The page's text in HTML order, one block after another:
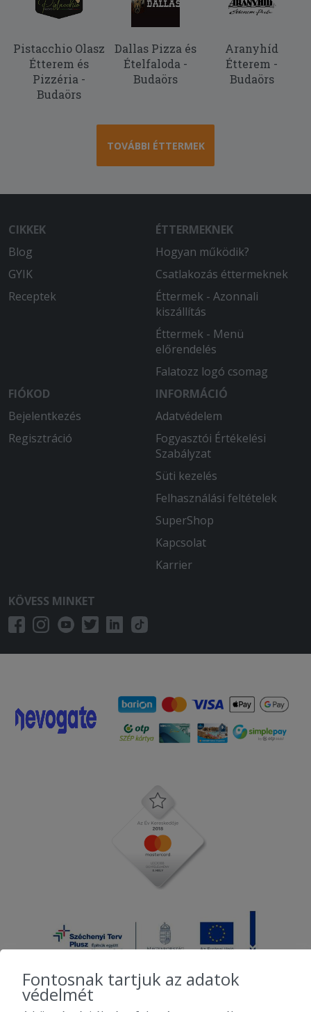
Pistacchio Olasz
Étterem és
Pizzéria -
Budaörs
Dallas Pizza és
Ételfaloda -
Budaörs
Aranyhíd
Étterem -
Budaörs
TOVÁBBI ÉTTERMEK
CIKKEK
Blog
GYIK
Receptek
ÉTTERMEKNEK
Hogyan működik?
Csatlakozás éttermeknek
Éttermek - Azonnali
kiszállítás
Éttermek - Menü
előrendelés
Falatozz logó csomag
FIÓKOD
Bejelentkezés
Regisztráció
INFORMÁCIÓ
Adatvédelem
Fogyasztói Értékelési
Szabályzat
Süti kezelés
Felhasználási feltételek
SuperShop
Kapcsolat
Karrier
KÖVESS MINKET
Fontosnak tartjuk az adatok
védelmét